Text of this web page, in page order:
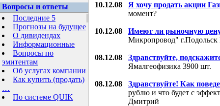
Вопросы и ответы
Последние 5
Прогнозы на будущее
О дивидендах
Информационные
Вопросы по
эмитентам
Об услугах компании
Как купить (продать)
…
По системе QUIK
10.12.08 Я хочу продать акции
момент?
10.12.08
Имеют ли рыночную
Микропровод"
08.12.08
Здравствуйте,
Ямалгеофизика 3900 шт.
08.12.08
Здравствуйте! Как
рублю и что будет с
Дмитрий